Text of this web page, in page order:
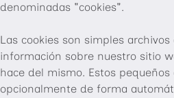
denominadas "cookies".
Las cookies son simples
información sobre nuestro sitio
hace del mismo. Estos
opcionalmente de forma